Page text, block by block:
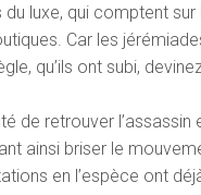
luxe, qui comptent sur
Car les
qu’ils ont subi,
de retrouver l’assassin
ainsi briser le
en l’espèce ont